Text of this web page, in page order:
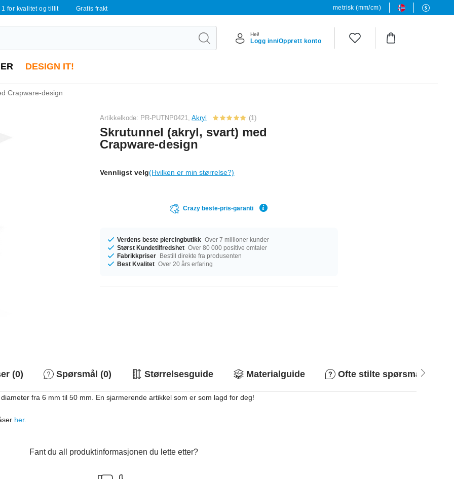
1 for kvalitet og tillit Gratis frakt metrisk (mm/cm)
Hei!
Logg inn/Opprett konto
DESIGN IT!
Crapware-design
Artikkelkode: PR-PUTNP0421,Akryl (1)
Skrutunnel (akryl, svart) med
Crapware-design
Vennligst velg(Hvilken er min størrelse?)
Crazy beste-pris-garanti
Verdens beste piercingbutikk Over 7 millioner kunder
Størst Kundetilfredshet Over 80 000 positive omtaler
Fabrikkpriser Bestill direkte fra produsenten
Best Kvalitet Over 20 års erfaring
(0) Spørsmål (0) Størrelsesguide Materialguide Ofte stilte spørsmål
fra 6 mm til 50 mm. En sjarmerende artikkel som er som lagd for deg!
her.
Fant du all produktinformasjonen du lette etter?